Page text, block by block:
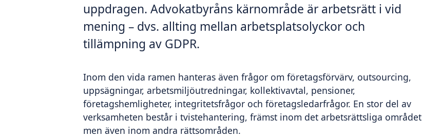
uppdragen. Advokatbyråns kärnområde är arbetsrätt i vid
mening – dvs. allting mellan arbetsplatsolyckor och
tillämpning av GDPR.
Inom den vida ramen hanteras även frågor om företagsförvärv, outsourcing,
uppsägningar, arbetsmiljöutredningar, kollektivavtal, pensioner,
företagshemligheter, integritetsfrågor och företagsledarfrågor. En stor del av
verksamheten består i tvistehantering, främst inom det arbetsrättsliga området
men även inom andra rättsområden.